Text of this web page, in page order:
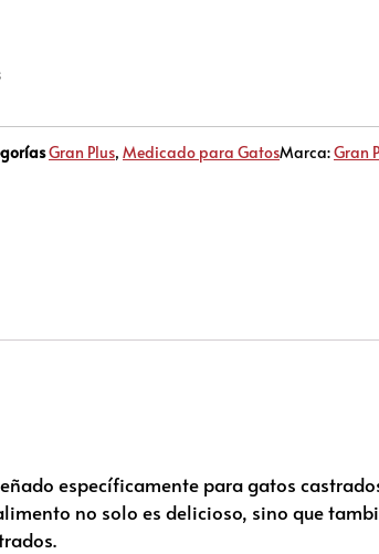
Gran Plus, Medicado para GatosMarca:Gran
específicamente para gatos
no solo es delicioso, sino que